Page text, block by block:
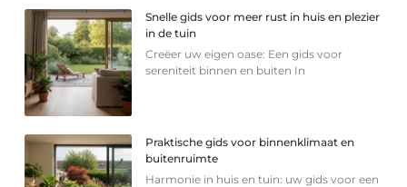
Snelle gids voor meer rust in huis en plezier
in de tuin
Creëer uw eigen oase: Een gids voor
sereniteit binnen en buiten In
Praktische gids voor binnenklimaat en
buitenruimte
Harmonie in huis en tuin: uw gids voor een